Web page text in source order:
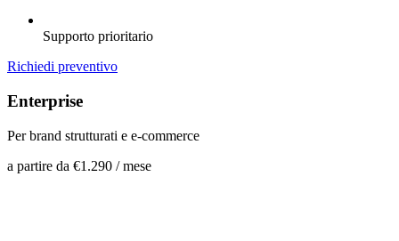
Supporto prioritario
Richiedi preventivo
Enterprise
Per brand strutturati e e-commerce
a partire da €1.290 / mese